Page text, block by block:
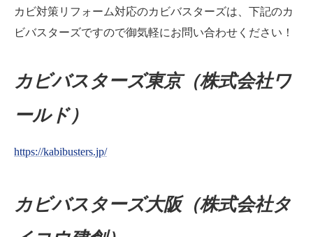
カビ対策リフォーム対応のカビバスターズは、下記のカ
ビバスターズですので御気軽にお問い合わせください！
カビバスターズ東京（株式会社ワ
ールド）
https://kabibusters.jp/
カビバスターズ大阪（株式会社タ